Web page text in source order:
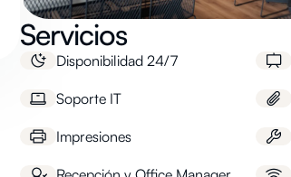
Servicios
Disponibilidad 24/7
Soporte IT
Impresiones